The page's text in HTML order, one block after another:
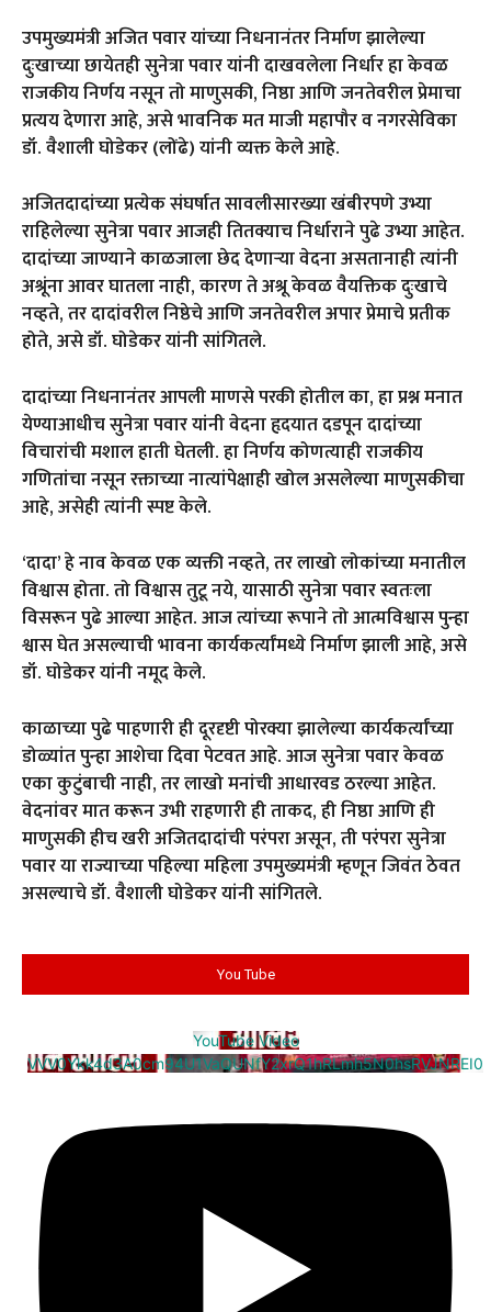
उपमुख्यमंत्री अजित पवार यांच्या निधनानंतर निर्माण झालेल्या
दुःखाच्या छायेतही सुनेत्रा पवार यांनी दाखवलेला निर्धार हा केवळ
राजकीय निर्णय नसून तो माणुसकी, निष्ठा आणि जनतेवरील प्रेमाचा
प्रत्यय देणारा आहे, असे भावनिक मत माजी महापौर व नगरसेविका
डॉ. वैशाली घोडेकर (लोंढे) यांनी व्यक्त केले आहे.
अजितदादांच्या प्रत्येक संघर्षात सावलीसारख्या खंबीरपणे उभ्या
राहिलेल्या सुनेत्रा पवार आजही तितक्याच निर्धाराने पुढे उभ्या आहेत.
दादांच्या जाण्याने काळजाला छेद देणाऱ्या वेदना असतानाही त्यांनी
अश्रूंना आवर घातला नाही, कारण ते अश्रू केवळ वैयक्तिक दुःखाचे
नव्हते, तर दादांवरील निष्ठेचे आणि जनतेवरील अपार प्रेमाचे प्रतीक
होते, असे डॉ. घोडेकर यांनी सांगितले.
दादांच्या निधनानंतर आपली माणसे परकी होतील का, हा प्रश्न मनात
येण्याआधीच सुनेत्रा पवार यांनी वेदना हृदयात दडपून दादांच्या
विचारांची मशाल हाती घेतली. हा निर्णय कोणत्याही राजकीय
गणितांचा नसून रक्ताच्या नात्यांपेक्षाही खोल असलेल्या माणुसकीचा
आहे, असेही त्यांनी स्पष्ट केले.
‘दादा’ हे नाव केवळ एक व्यक्ती नव्हते, तर लाखो लोकांच्या मनातील
विश्वास होता. तो विश्वास तुटू नये, यासाठी सुनेत्रा पवार स्वतःला
विसरून पुढे आल्या आहेत. आज त्यांच्या रूपाने तो आत्मविश्वास पुन्हा
श्वास घेत असल्याची भावना कार्यकर्त्यांमध्ये निर्माण झाली आहे, असे
डॉ. घोडेकर यांनी नमूद केले.
काळाच्या पुढे पाहणारी ही दूरदृष्टी पोरक्या झालेल्या कार्यकर्त्यांच्या
डोळ्यांत पुन्हा आशेचा दिवा पेटवत आहे. आज सुनेत्रा पवार केवळ
एका कुटुंबाची नाही, तर लाखो मनांची आधारवड ठरल्या आहेत.
वेदनांवर मात करून उभी राहणारी ही ताकद, ही निष्ठा आणि ही
माणुसकी हीच खरी अजितदादांची परंपरा असून, ती परंपरा सुनेत्रा
पवार या राज्याच्या पहिल्या महिला उपमुख्यमंत्री म्हणून जिवंत ठेवत
असल्याचे डॉ. वैशाली घोडेकर यांनी सांगितले.
You Tube
YouTube Video
VVV0Ykk4d3A0cm94U1VaQUNfY2xrQ1hRLmh5N0hsRVJNREI0